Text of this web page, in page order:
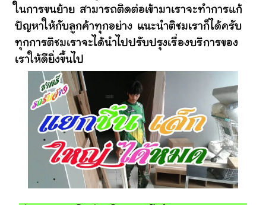
ในการขนย้าย สามารถติดต่อเข้ามาเราจะทำการแก้
ปัญหาให้กับลูกค้าทุกอย่าง แนะนำติชมเราก็ได้ครับ
ทุกการติชมเราจะได้นำไปปรับปรุงเรื่องบริการของ
เราให้ดียิ่งขึ้นไป